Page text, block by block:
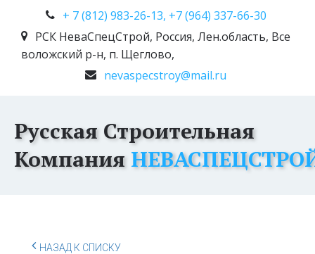
+ 7 (812) 983-26-13, +7 (964) 337-66-30
РСК НеваСпецСтрой, Россия, Лен.область, Все
воложский р-н, п. Щеглово,
nevaspecstroy@mail.ru
Русская Строительная
Компания
НАЗАД К СПИСКУ